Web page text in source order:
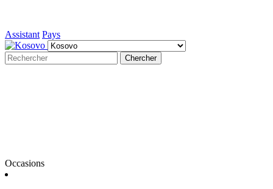
Assistant Pays
Chercher
Occasions